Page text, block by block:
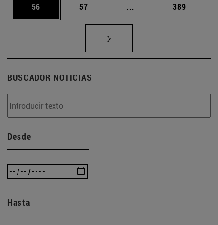
Página
56 Página
57 ... Páginas intermedias
Página
389
BUSCADOR NOTICIAS
Desde
Hasta